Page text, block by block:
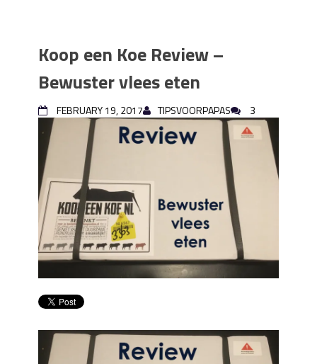
Koop een Koe Review –
Bewuster vlees eten
FEBRUARY 19, 2017 TIPSVOORPAPAS 3